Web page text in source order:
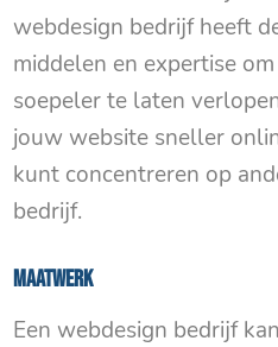
webdesign bedrijf heeft
middelen en expertise
soepeler te laten
jouw website sneller
kunt concentreren op
bedrijf.
Maatwerk
Een webdesign bedrijf